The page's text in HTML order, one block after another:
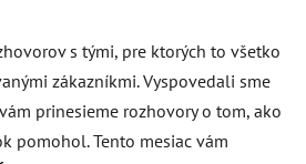
s tými, pre ktorých to všetko
zákazníkmi. Vyspovedali sme
prinesieme rozhovory o tom, ako
pomohol. Tento mesiac vám